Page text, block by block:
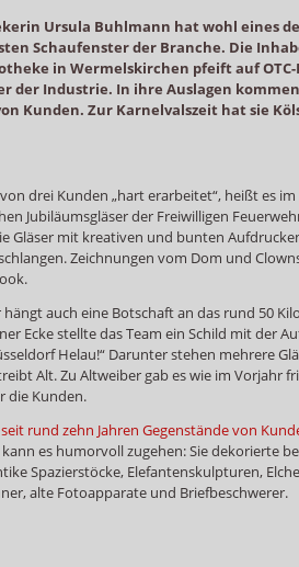
Ursula Buhlmann hat wohl eines
Schaufenster der Branche. Die
in Wermelskirchen pfeift auf
der Industrie. In ihre Auslagen
Kunden. Zur Karnelvalszeit hat sie
drei Kunden „hart erarbeitet“, heißt es
Jubiläumsgläser der Freiwilligen
Gläser mit kreativen und bunten
Zeichnungen vom Dom und
hängt auch eine Botschaft an das rund 50
Ecke stellte das Team ein Schild mit der
Helau!“ Darunter stehen mehrere
Alt. Zu Altweiber gab es wie im Vorjahr
die Kunden.
rund zehn Jahren Gegenstände von
kann es humorvoll zugehen: Sie dekorierte
Spazierstöcke, Elefantenskulpturen,
alte Fotoapparate und Briefbeschwerer.